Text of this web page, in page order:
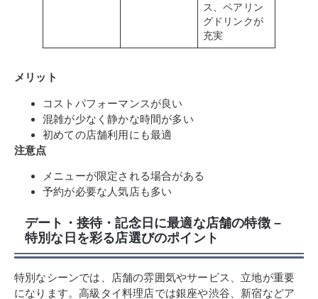
ス、ペアリン
グドリンクが
充実
メリット
コストパフォーマンスが良い
混雑が少なく静かな時間が多い
初めての店舗利用にも最適
注意点
メニューが限定される場合がある
予約が必要な人気店も多い
デート・接待・記念日に最適な店舗の特徴 –
特別な日を彩る店選びのポイント
特別なシーンでは、店舗の雰囲気やサービス、立地が重要
になります。高級タイ料理店では銀座や渋谷、新宿などア